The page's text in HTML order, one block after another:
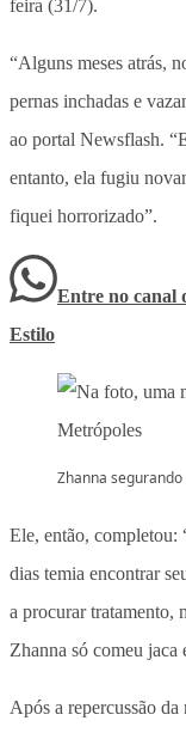
feira (31/7).
“Alguns meses atrás,
pernas inchadas e
ao portal Newsflash.
entanto, ela fugiu
fiquei horrorizado”.
Entre no canal
Estilo
Zhanna
Ele, então, completou:
dias temia encontrar
a procurar tratamento,
Zhanna só comeu jaca
Após a repercussão